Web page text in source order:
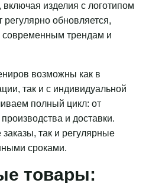
изделия с логотипом
регулярно обновляется,
современным трендам и
возможны как в
так и с индивидуальной
полный цикл: от
и доставки.
так и регулярные
сроками.
товары: